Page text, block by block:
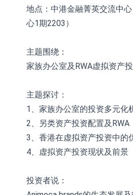
际(00496.HK)跌
(08611.HK)跌
【异动股】港股
技(02261.HK)涨
神火股份：新疆神
猫(601015.CN)跌
浙江证监局对财通
地点：中港金融菁英交流中
心1期2203）
主题围绕：
家族办公室及RWA虚拟资产
主题探讨：
1、家族办公室的投资多元化
2、另类资产投资配置及RWA
3、香港在虚拟资产投资中的
4、虚拟资产投资现状及前景
投资者说：